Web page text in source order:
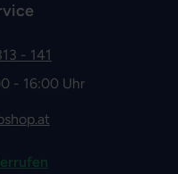
- 141
- 16:00 Uhr